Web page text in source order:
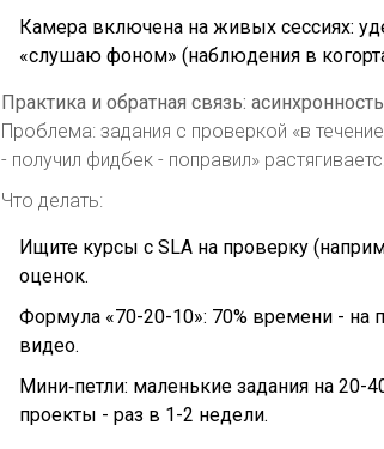
Камера включена на живых сессиях:
«слушаю фоном» (наблюдения в
Практика и обратная связь:
Проблема: задания с проверкой «в
- получил фидбек - поправил»
Что делать:
Ищите курсы с SLA на проверку
оценок.
Формула «70-20-10»: 70% времени - на
видео.
Мини‑петли: маленькие задания на
проекты - раз в 1-2 недели.